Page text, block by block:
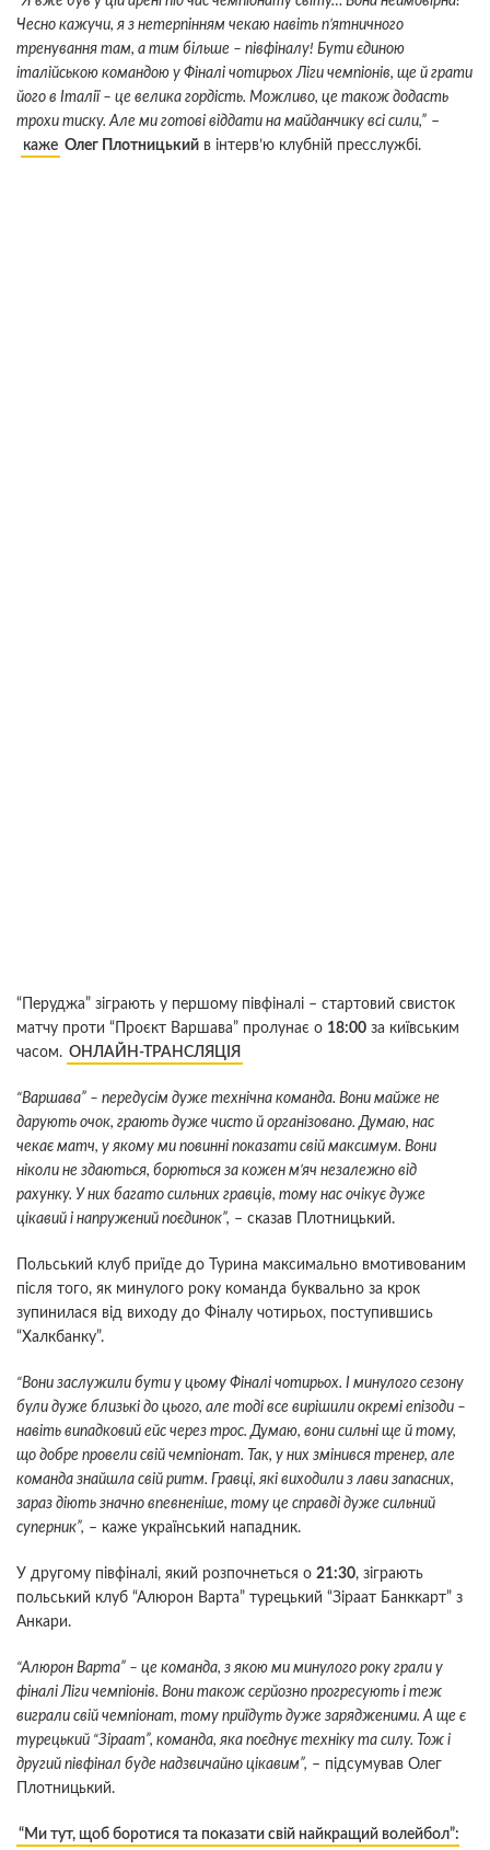
Чесно кажучи, я з нетерпінням чекаю навіть п’ятничного
тренування там, а тим більше – півфіналу! Бути єдиною
італійською командою у Фіналі чотирьох Ліги чемпіонів, ще й грати
його в Італії – це велика гордість. Можливо, це також додасть
трохи тиску. Але ми готові віддати на майданчику всі сили,” –
каже Олег Плотницький в інтерв’ю клубній пресслужбі.
“Перуджа” зіграють у першому півфіналі – стартовий свисток
матчу проти “Проєкт Варшава” пролунає о 18:00 за київським
часом. ОНЛАЙН-ТРАНСЛЯЦІЯ
“Варшава” – передусім дуже технічна команда. Вони майже не
дарують очок, грають дуже чисто й організовано. Думаю, нас
чекає матч, у якому ми повинні показати свій максимум. Вони
ніколи не здаються, борються за кожен м’яч незалежно від
рахунку. У них багато сильних гравців, тому нас очікує дуже
цікавий і напружений поєдинок”, – сказав Плотницький.
Польський клуб приїде до Турина максимально вмотивованим
після того, як минулого року команда буквально за крок
зупинилася від виходу до Фіналу чотирьох, поступившись
“Халкбанку”.
“Вони заслужили бути у цьому Фіналі чотирьох. І минулого сезону
були дуже близькі до цього, але тоді все вирішили окремі епізоди –
навіть випадковий ейс через трос. Думаю, вони сильні ще й тому,
що добре провели свій чемпіонат. Так, у них змінився тренер, але
команда знайшла свій ритм. Гравці, які виходили з лави запасних,
зараз діють значно впевненіше, тому це справді дуже сильний
суперник”, – каже український нападник.
У другому півфіналі, який розпочнеться о 21:30, зіграють
польський клуб “Алюрон Варта” турецький “Зіраат Банккарт” з
Анкари.
“Алюрон Варта” – це команда, з якою ми минулого року грали у
фіналі Ліги чемпіонів. Вони також серйозно прогресують і теж
виграли свій чемпіонат, тому приїдуть дуже зарядженими. А ще є
турецький “Зіраат”, команда, яка поєднує техніку та силу. Тож і
другий півфінал буде надзвичайно цікавим”, – підсумував Олег
Плотницький.
“Ми тут, щоб боротися та показати свій найкращий волейбол”: